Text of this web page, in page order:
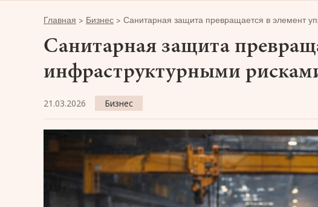
Главная > Бизнес > Санитарная защита превращается в элемент
Санитарная защита
инфраструктурными
21.03.2026 Бизнес